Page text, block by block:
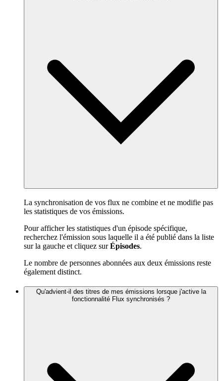
La synchronisation de vos flux ne combine et ne modifie pas
les statistiques de vos émissions.
Pour afficher les statistiques d'un épisode spécifique,
recherchez l'émission sous laquelle il a été publié dans la liste
sur la gauche et cliquez surÉpisodes.
Le nombre de personnes abonnées aux deux émissions reste
également distinct.
Qu'advient-il des titres de mes émissions lorsque j'active la
fonctionnalité Flux synchronisés ?